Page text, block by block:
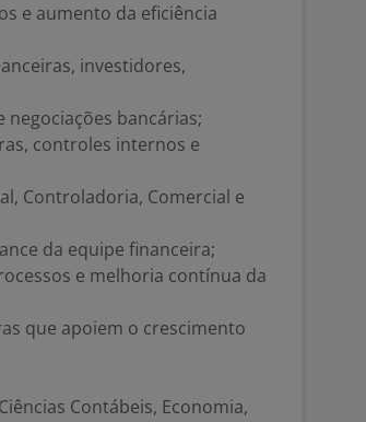
e aumento da eficiência
investidores,
bancárias;
controles internos e
Controladoria, Comercial e
da equipe financeira;
e melhoria contínua da
que apoiem o crescimento
Contábeis, Economia,